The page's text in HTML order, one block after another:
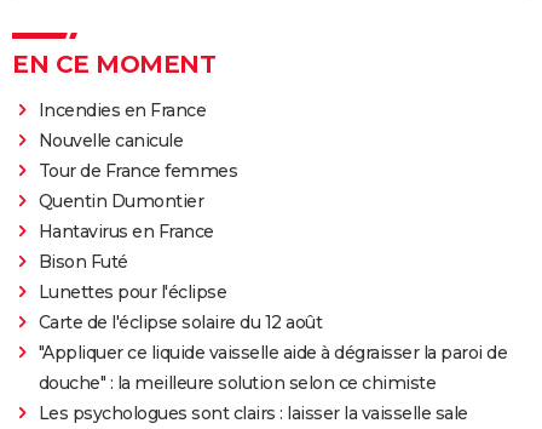
EN CE MOMENT
Incendies en France
Nouvelle canicule
Tour de France femmes
Quentin Dumontier
Hantavirus en France
Bison Futé
Lunettes pour l'éclipse
Carte de l'éclipse solaire du 12 août
"Appliquer ce liquide vaisselle aide à dégraisser la paroi de
douche" : la meilleure solution selon ce chimiste
Les psychologues sont clairs : laisser la vaisselle sale